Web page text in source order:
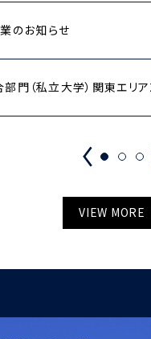
のお知らせ
部門（私立大学）関東エ
VIEW MORE